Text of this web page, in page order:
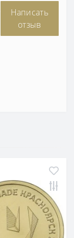
Написать
отзыв